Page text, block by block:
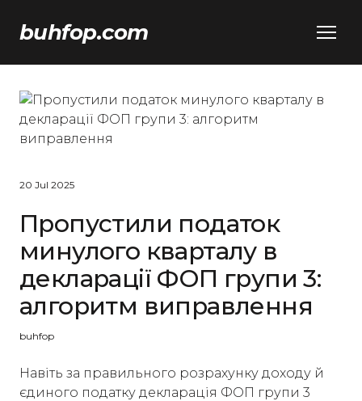
buhfop.com
20 Jul 2025
Пропустили податок
минулого кварталу в
декларації ФОП групи 3:
алгоритм виправлення
buhfop
Навіть за правильного розрахунку доходу й
єдиного податку декларація ФОП групи 3